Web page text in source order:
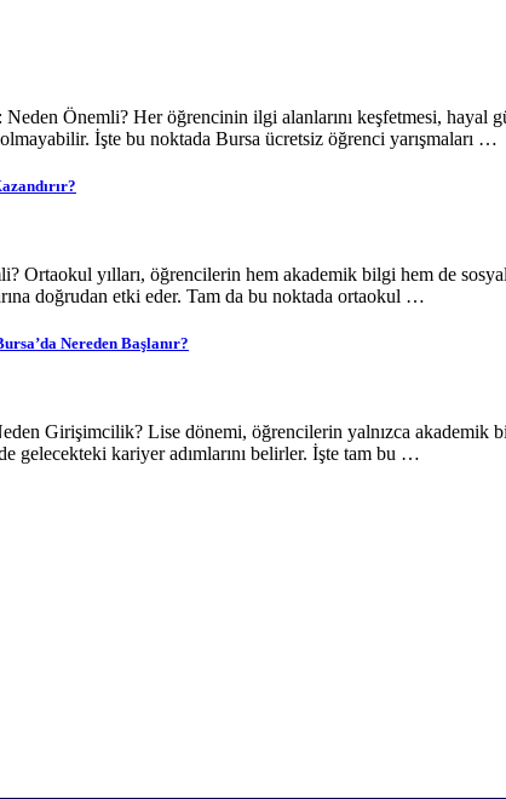
Neden Önemli? Her öğrencinin ilgi alanlarını keşfetmesi,
İşte bu noktada Bursa ücretsiz öğrenci yarışmaları …
Ortaokul yılları, öğrencilerin hem akademik bilgi hem de
doğrudan etki eder. Tam da bu noktada ortaokul …
Nereden Başlanır?
Girişimcilik? Lise dönemi, öğrencilerin yalnızca akademik
gelecekteki kariyer adımlarını belirler. İşte tam bu …